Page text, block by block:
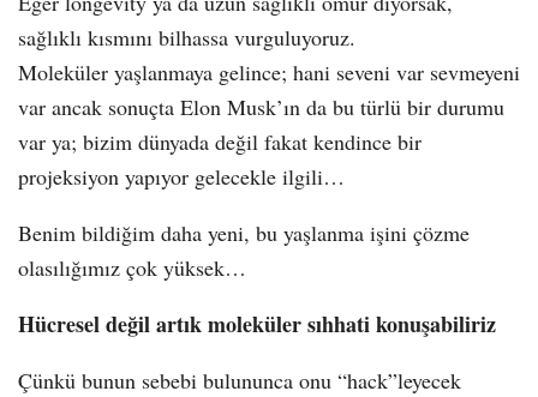
sağlıklı kısmını bilhassa vurguluyoruz.
Moleküler yaşlanmaya gelince; hani seveni var sevmeyeni
var ancak sonuçta Elon Musk’ın da bu türlü bir durumu
var ya; bizim dünyada değil fakat kendince bir
projeksiyon yapıyor gelecekle ilgili…
Benim bildiğim daha yeni, bu yaşlanma işini çözme
olasılığımız çok yüksek…
Hücresel değil artık moleküler sıhhati konuşabiliriz
Çünkü bunun sebebi bulununca onu “hack”leyecek